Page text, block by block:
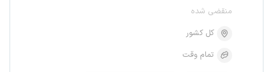
منقضی شده
کل کشور
تمام وقت